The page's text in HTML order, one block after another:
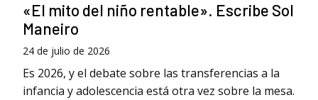
«El mito del niño rentable». Escribe Sol
Maneiro
24 de julio de 2026
Es 2026, y el debate sobre las transferencias a la
infancia y adolescencia está otra vez sobre la mesa.